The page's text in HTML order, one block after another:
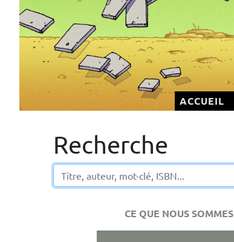
Flatland Éditeur
ACCUEIL
Recherche
CE QUE NOUS SOMMES